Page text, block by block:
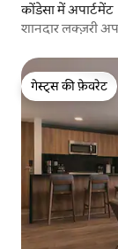
कोंडेसा में अपार्टमेंट
शानदार लक्ज़री
गेस्ट्स की फ़ेवरेट
गेस्ट्स की फ़ेवरेट